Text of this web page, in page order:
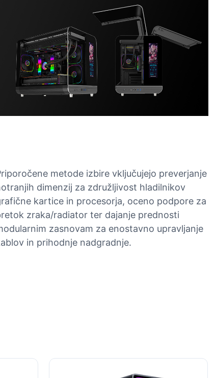
metode izbire vključujejo preverjanje
dimenzij za združljivost hladilnikov
kartice in procesorja, oceno podpore za
zraka/radiator ter dajanje prednosti
zasnovam za enostavno upravljanje
in prihodnje nadgradnje.